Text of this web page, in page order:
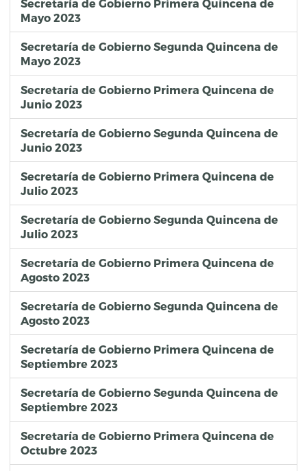
Secretaría de Gobierno Primera Quincena de
Mayo 2023
Secretaría de Gobierno Segunda Quincena de
Mayo 2023
Secretaría de Gobierno Primera Quincena de
Junio 2023
Secretaría de Gobierno Segunda Quincena de
Junio 2023
Secretaría de Gobierno Primera Quincena de
Julio 2023
Secretaría de Gobierno Segunda Quincena de
Julio 2023
Secretaría de Gobierno Primera Quincena de
Agosto 2023
Secretaría de Gobierno Segunda Quincena de
Agosto 2023
Secretaría de Gobierno Primera Quincena de
Septiembre 2023
Secretaría de Gobierno Segunda Quincena de
Septiembre 2023
Secretaría de Gobierno Primera Quincena de
Octubre 2023